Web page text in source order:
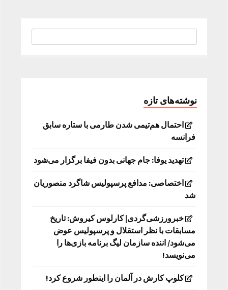
نوشته‌های تازه
احتمال هم‌تیمی شدن طارمی با ستاره سابق
فرانسه
تهدید یوفا: جام جهانی بدون فیفا برگزار می‌شود
اختصاصی: مدافع پرسپولیس شاگرد منصوریان
شد
خبرورزشی‌گردی| کارلوس کیروش: تاریخ
مسابقات با نظر استقلال و پرسپولیس عوض
می‌شود/ اننده سازمان لیگ برنامه بازی‌ها را
می‌نویسد!
کلوپ کارش در آلمان را اینطور شروع کرد!